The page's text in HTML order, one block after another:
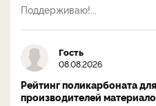
Поддерживаю!...
Гость
08.08.2026
Рейтинг поликарбоната
производителей